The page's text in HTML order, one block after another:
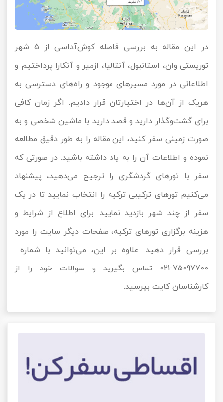
در این مقاله به بررسی فاصله کوش‌آداسی از 5 شهر
توریستی وان، استانبول، آنتالیا، ازمیر و آنکارا پرداختیم و
اطلاعاتی در مورد مسیرهای موجود و راه‌های دسترسی به
هریک از آن‌ها در اختیارتان قرار دادیم. اگر زمان کافی
برای گشت‌وگذار دارید و قصد دارید با ماشین شخصی و به
صورت زمینی سفر کنید، این مقاله را به طور دقیق مطالعه
نموده و اطلاعات آن را به یاد داشته باشید. در صورتی که
سفر با تورهای گردشگری را ترجیح می‌دهید، پیشنهاد
می‌کنیم تورهای ترکیبی ترکیه را انتخاب نمایید تا در یک
سفر از چند شهر بازدید نمایید. برای اطلاع از شرایط و
هزینه برگزاری تورهای ترکیه، صفحات دیگر سایت را مورد
بررسی قرار دهید. علاوه بر این، می‌توانید با شماره
75097700-021 تماس بگیرید و سوالات خود را از
کارشناسان کایت بپرسید.